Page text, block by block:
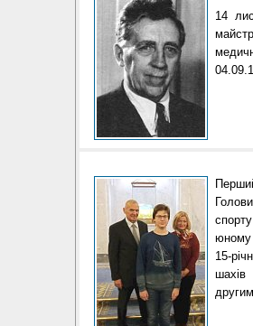
14
юному
15-
шахів